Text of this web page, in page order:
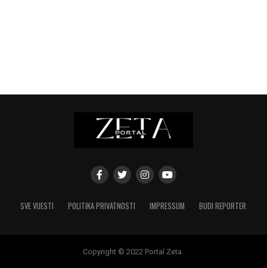
SVE VIJESTI POLITIKA PRIVATNOSTI IMPRESSUM BUDI REPORTER
Copyright © 2022 Portal Zeta.